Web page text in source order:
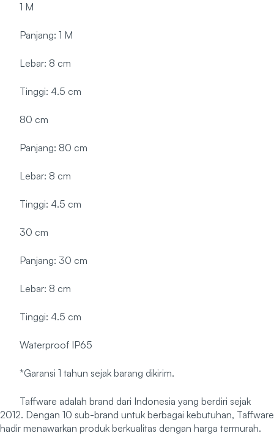
1 M
Panjang: 1 M
Lebar: 8 cm
Tinggi: 4.5 cm
80 cm
Panjang: 80 cm
Lebar: 8 cm
Tinggi: 4.5 cm
30 cm
Panjang: 30 cm
Lebar: 8 cm
Tinggi: 4.5 cm
Waterproof IP65
*Garansi 1 tahun sejak barang dikirim.
Taffware adalah brand dari Indonesia yang berdiri sejak
2012. Dengan 10 sub-brand untuk berbagai kebutuhan, Taffware
hadir menawarkan produk berkualitas dengan harga termurah.